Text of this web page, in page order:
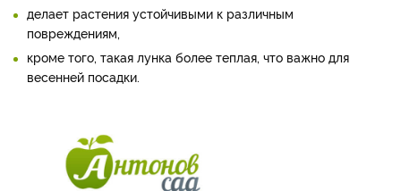
делает растения устойчивыми к различным
повреждениям,
кроме того, такая лунка более теплая, что важно для
весенней посадки.